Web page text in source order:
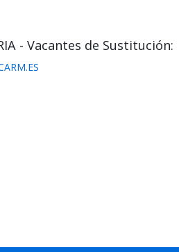
- Vacantes de Sustitución: